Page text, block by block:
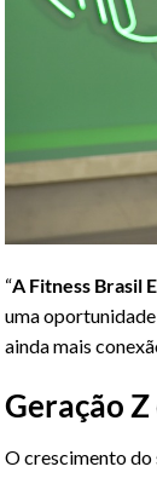
“A Fitness Brasil
uma
ainda mais
Geração
O crescimento do